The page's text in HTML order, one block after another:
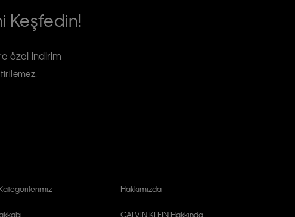
Keşfedin!
özel indirim
Hakkımızda
CALVIN KLEIN Hakkında